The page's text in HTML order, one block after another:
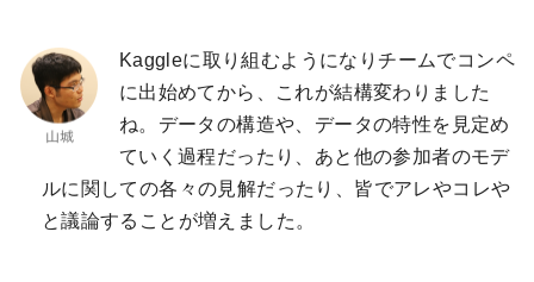
Kaggleに取り組むようになりチームでコンペ
に出始めてから、これが結構変わりました
ね。データの構造や、データの特性を見定め
ていく過程だったり、あと他の参加者のモデ
ルに関しての各々の見解だったり、皆でアレやコレや
と議論することが増えました。